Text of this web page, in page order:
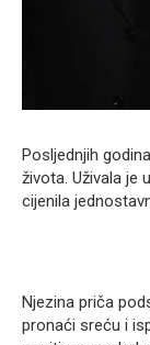
Posljednjih
života. Uživala je
cijenila
Njezina priča
pronaći sreću i